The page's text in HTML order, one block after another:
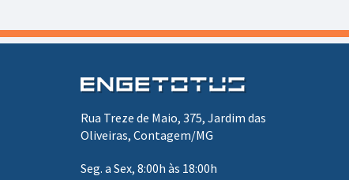
Rua Treze de Maio, 375, Jardim das
Oliveiras, Contagem/MG
Seg. a Sex, 8:00h às 18:00h